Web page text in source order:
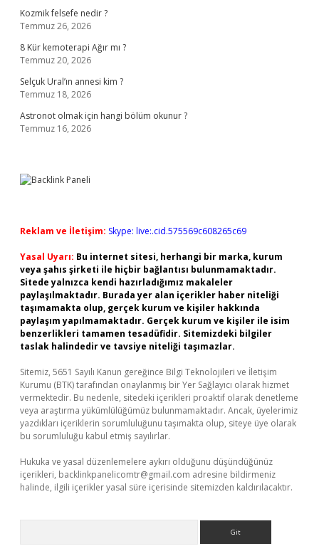
Kozmik felsefe nedir ?
Temmuz 26, 2026
8 Kür kemoterapi Ağır mı ?
Temmuz 20, 2026
Selçuk Ural’ın annesi kim ?
Temmuz 18, 2026
Astronot olmak için hangi bölüm okunur ?
Temmuz 16, 2026
Reklam ve İletişim: Skype: live:.cid.575569c608265c69
Yasal Uyarı: Bu internet sitesi, herhangi bir marka, kurum
veya şahıs şirketi ile hiçbir bağlantısı bulunmamaktadır.
Sitede yalnızca kendi hazırladığımız makaleler
paylaşılmaktadır. Burada yer alan içerikler haber niteliği
taşımamakta olup, gerçek kurum ve kişiler hakkında
paylaşım yapılmamaktadır. Gerçek kurum ve kişiler ile isim
benzerlikleri tamamen tesadüfidir. Sitemizdeki bilgiler
taslak halindedir ve tavsiye niteliği taşımazlar.
Sitemiz, 5651 Sayılı Kanun gereğince Bilgi Teknolojileri ve İletişim
Kurumu (BTK) tarafından onaylanmış bir Yer Sağlayıcı olarak hizmet
vermektedir. Bu nedenle, sitedeki içerikleri proaktif olarak denetleme
veya araştırma yükümlülüğümüz bulunmamaktadır. Ancak, üyelerimiz
yazdıkları içeriklerin sorumluluğunu taşımakta olup, siteye üye olarak
bu sorumluluğu kabul etmiş sayılırlar.
Hukuka ve yasal düzenlemelere aykırı olduğunu düşündüğünüz
içerikleri, backlinkpanelicomtr@gmail.com adresine bildirmeniz
halinde, ilgili içerikler yasal süre içerisinde sitemizden kaldırılacaktır.